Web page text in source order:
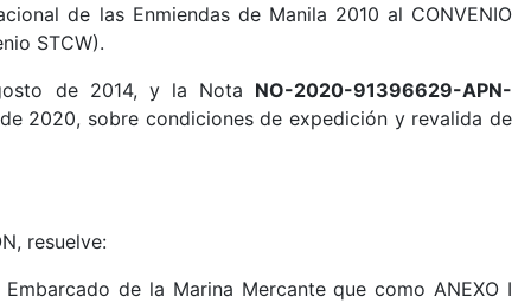
de las Enmiendas de Manila 2010 al CONVENIO
STCW).
de 2014, y la Nota NO-2020-91396629-APN-
2020, sobre condiciones de expedición y revalida de
resuelve:
de la Marina Mercante que como ANEXO I